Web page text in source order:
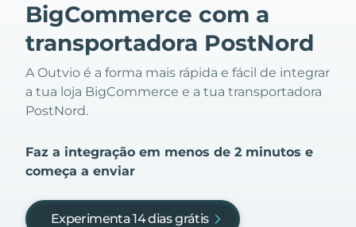
BigCommerce com a
transportadora PostNord
A Outvio é a forma mais rápida e fácil de integrar
a tua loja BigCommerce e a tua transportadora
PostNord.
Faz a integração em menos de 2 minutos e
começa a enviar
Experimenta 14 dias grátis